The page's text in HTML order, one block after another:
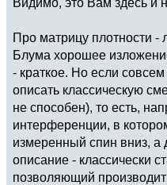
Про матрицу плотности -
Блума хорошее
- краткое. Но если
описать классическую
не способен), то есть,
интерференции, в
измеренный спин вниз, а
описание - классически
позволяющий